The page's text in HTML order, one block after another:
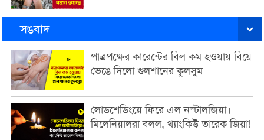
সঙবাদ
পাত্রপক্ষের কারেন্টের বিল কম হওয়ায় বিয়ে
ভেঙে দিলো গুলশানের কুলসুম
লোডশেডিংয়ে ফিরে এল নস্টালজিয়া।
মিলেনিয়ালরা বলল, থ্যাংকিউ তারেক জিয়া!